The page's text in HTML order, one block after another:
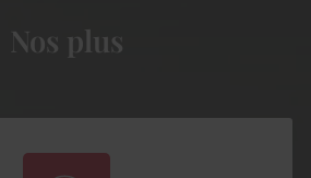
Nos plus